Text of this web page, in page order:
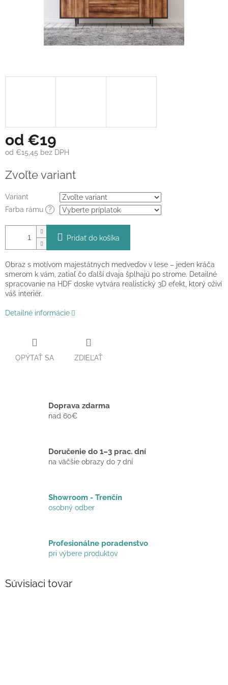
od €19
od €15,45 bez DPH
cena:
Zvoľte variant
Variant
Farba rámu
?
Pridať do košíka
Obraz s motívom majestátnych medveďov v lese – jeden kráča
smerom k vám, zatiaľ čo ďalší dvaja šplhajú po strome. Detailné
spracovanie na HDF doske vytvára realistický 3D efekt, ktorý oživí
váš interiér.
Detailné informácie
OPÝTAŤ SA ZDIEĽAŤ
Doprava zdarma
nad 60€
Doručenie do 1–3 prac. dní
na väčšie obrazy do 7 dní
Showroom - Trenčín
osobný odber
Profesionálne poradenstvo
pri výbere produktov
Súvisiaci tovar